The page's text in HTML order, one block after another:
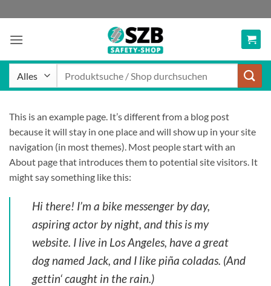
Inhalt
springen
This is an example page. It’s different from a blog post
because it will stay in one place and will show up in your site
navigation (in most themes). Most people start with an
About page that introduces them to potential site visitors. It
might say something like this:
Hi there! I’m a bike messenger by day,
aspiring actor by night, and this is my
website. I live in Los Angeles, have a great
dog named Jack, and I like piña coladas. (And
gettin‘ caught in the rain.)